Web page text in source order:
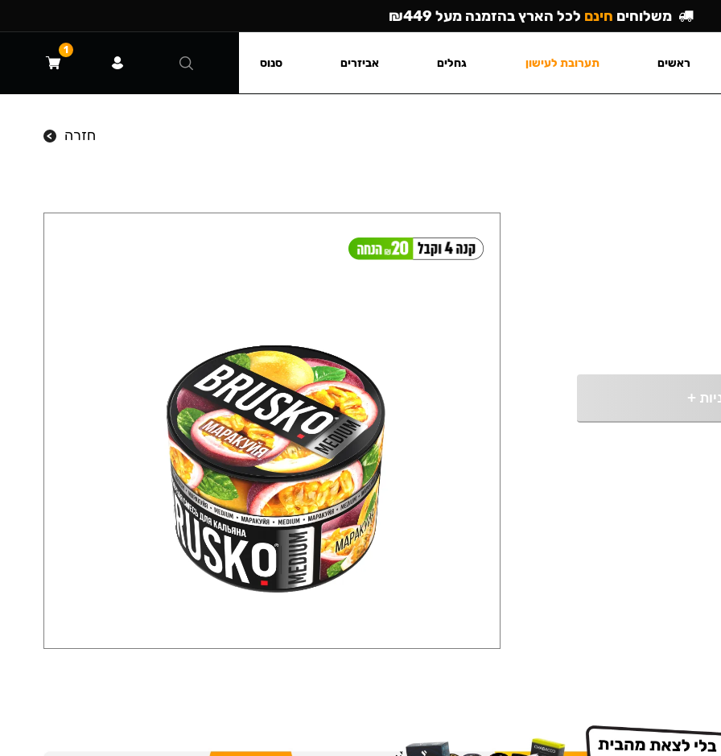
חזרה
+
משלוחים חינם לכל הארץ בהזמנה מעל ₪449
ראשים תערובת לעישון גחלים אביזרים סנוס
1